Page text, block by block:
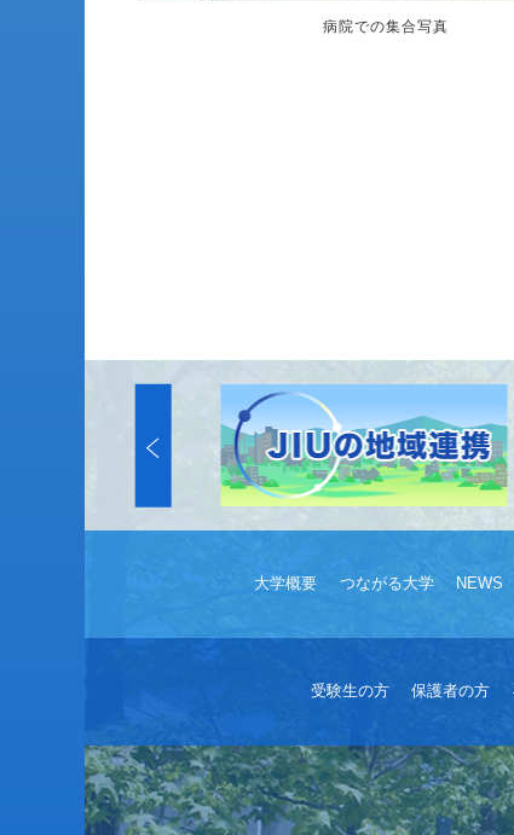
病院での集合写真
大学概要 つながる大学 NEWS
受験生の方 保護者の方